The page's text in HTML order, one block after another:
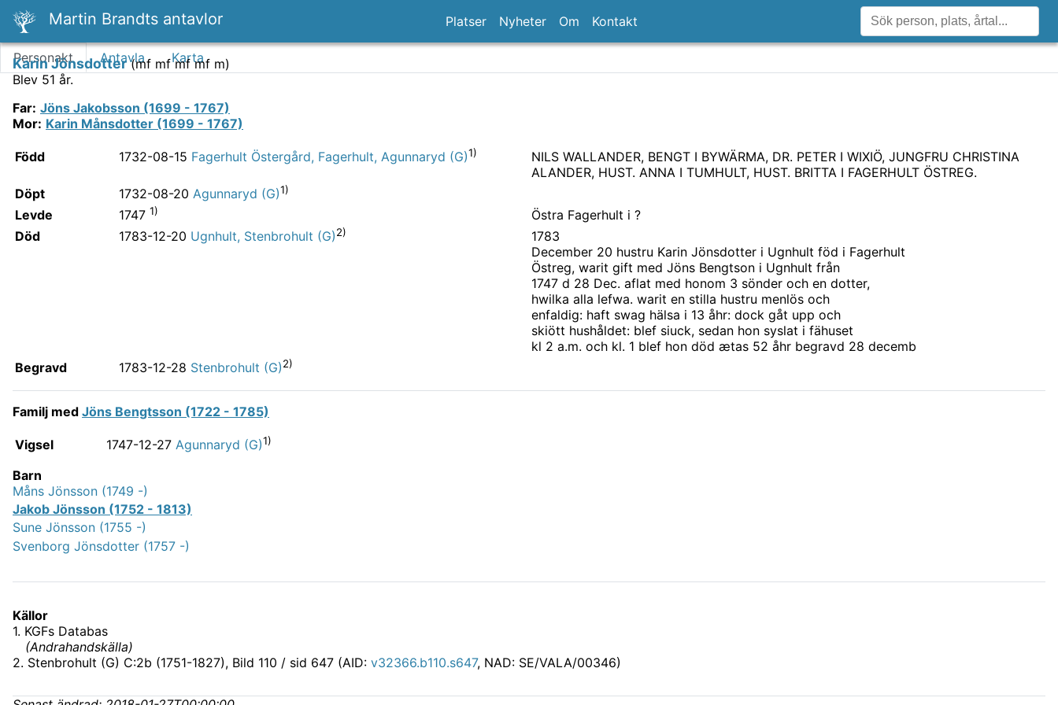
Martin Brandts antavlor Platser Nyheter Om Kontakt
Personakt Antavla Karta
Karin Jönsdotter (mf mf mf mf m)
Blev 51 år.
Far: Jöns Jakobsson (1699 - 1767)
Mor: Karin Månsdotter (1699 - 1767)
Född 1732-08-15 Fagerhult Östergård, Fagerhult, Agunnaryd (G)1)
NILS WALLANDER, BENGT I BYWÄRMA, DR. PETER I WIXIÖ, JUNGFRU CHRISTINA
ALANDER, HUST. ANNA I TUMHULT, HUST. BRITTA I FAGERHULT ÖSTREG.
Döpt
1732-08-20 Agunnaryd (G)1)
Levde 1747 1)
Östra Fagerhult i ?
Död
1783-12-20 Ugnhult, Stenbrohult (G)2)
1783
December 20 hustru Karin Jönsdotter i Ugnhult föd i Fagerhult
Östreg, warit gift med Jöns Bengtson i Ugnhult från
1747 d 28 Dec. aflat med honom 3 sönder och en dotter,
hwilka alla lefwa. warit en stilla hustru menlös och
enfaldig: haft swag hälsa i 13 åhr: dock gåt upp och
skiött hushåldet: blef siuck, sedan hon syslat i fähuset
kl 2 a.m. och kl. 1 blef hon död ætas 52 åhr begravd 28 decemb
Begravd
1783-12-28 Stenbrohult (G)2)
Familj med Jöns Bengtsson (1722 - 1785)
Vigsel 1747-12-27 Agunnaryd (G)1)
Barn
Måns Jönsson (1749 -)
Jakob Jönsson (1752 - 1813)
Sune Jönsson (1755 -)
Svenborg Jönsdotter (1757 -)
Källor
1. KGFs Databas
(Andrahandskälla)
2. Stenbrohult (G) C:2b (1751-1827), Bild 110 / sid 647 (AID: v32366.b110.s647, NAD: SE/VALA/00346)